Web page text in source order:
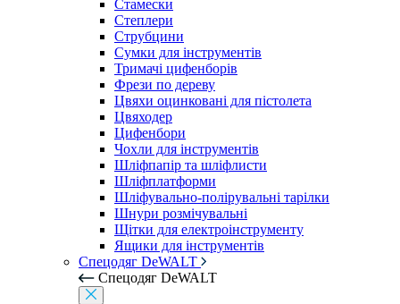
Стамески
Степлери
Струбцини
Сумки для інструментів
Тримачі цифенборів
Фрези по дереву
Цвяхи оцинковані для пістолета
Цвяходер
Цифенбори
Чохли для інструментів
Шліфпапір та шліфлисти
Шліфплатформи
Шліфувально-полірувальні тарілки
Шнури розмічувальні
Щітки для електроінструменту
Ящики для інструментів
Спецодяг DeWALT
Спецодяг DeWALT